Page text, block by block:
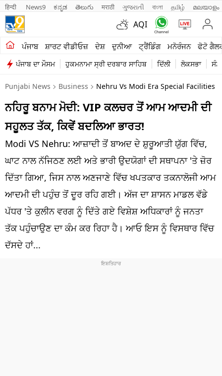
हिन्दी News9 ಕನ್ನಡ తెలుగు मराठी ગુજરાતી বাংলা தமிழ் മലയാളം
AQI
ਪੰਜਾਬ ਸ਼ਾਰਟ ਵੀਡੀਓਜ਼ ਦੇਸ਼ ਦੁਨੀਆ ਟ੍ਰੈਂਡਿੰਗ ਮਨੋਰੰਜਨ ਫੋਟੋ
ਪੰਜਾਬ ਦਾ ਮੌਸਮ ਹੁਕਮਨਾਮਾ ਸ੍ਰੀ ਦਰਬਾਰ ਸਾਹਿਬ ਦਿੱਲੀ ਲੋਕਸਭਾ
ਖੇਤੀਬਾੜੀ
ਸ਼ਾਰਟ ਵੀਡੀਓਜ਼
ਕਾਰੋਬਾਰ
ਕਰਿਅਰ
ਮਨੋਰੰਜਨ
ਦੇਸ਼
ਲਾਈਫ ਸਟਾਈਲ
ਧਰਮ
ਖੇਡਾਂ
Punjabi News Business Nehru Vs Modi Era Special Facilities
ਨਹਿਰੂ ਬਨਾਮ ਮੋਦੀ: VIP ਕਲਚਰ ਤੋਂ ਆਮ ਆਦਮੀ ਦੀ
ਸਹੂਲਤ ਤੱਕ, ਕਿਵੇਂ ਬਦਲਿਆ ਭਾਰਤ!
Modi VS Nehru: ਆਜ਼ਾਦੀ ਤੋਂ ਬਾਅਦ ਦੇ ਸ਼ੁਰੂਆਤੀ ਯੁੱਗ ਵਿੱਚ,
ਘਾਟ ਨਾਲ ਨੱਜਿਠਣ ਲਈ ਅਤੇ ਭਾਰੀ ਉਦਯੋਗਾਂ ਦੀ ਸਥਾਪਨਾ 'ਤੇ ਜ਼ੋਰ
ਦਿੱਤਾ ਗਿਆ, ਜਿਸ ਨਾਲ ਅਣਜਾਣੇ ਵਿੱਚ ਖਪਤਕਾਰ ਤਕਨਾਲੋਜੀ ਆਮ
ਆਦਮੀ ਦੀ ਪਹੁੰਚ ਤੋਂ ਦੂਰ ਰਹਿ ਗਈ। ਅੱਜ ਦਾ ਸ਼ਾਸਨ ਮਾਡਲ ਵੱਡੇ
ਪੱਧਰ 'ਤੇ ਕੁਲੀਨ ਵਰਗ ਨੂੰ ਦਿੱਤੇ ਗਏ ਵਿਸ਼ੇਸ਼ ਅਧਿਕਾਰਾਂ ਨੂੰ ਜਨਤਾ
ਤੱਕ ਪਹੁੰਚਾਉਣ ਦਾ ਕੰਮ ਕਰ ਰਿਹਾ ਹੈ। ਆਓ ਇਸ ਨੂੰ ਵਿਸਥਾਰ ਵਿੱਚ
ਦੱਸਦੇ ਹਾਂ...